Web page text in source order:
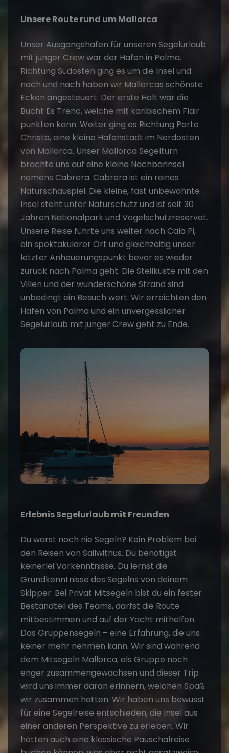
Unsere Route rund um Mallorca
Unser Ausgangshafen für unseren Segelurlaub
mit junger Crew war der Hafen in Palma.
Richtung Südosten ging es um die Insel und
nach und nach haben wir Mallorcas schönste
Ecken angesteuert. Der erste Halt war die
Bucht Es Trenc, welche mit karibischem Flair
punkten kann. Weiter ging es Richtung Porto
Christo, eine kleine Hafenstadt im Nordosten
von Mallorca. Unser Mallorca Segelturn
brachte uns auf eine kleine Nachbarinsel
namens Cabrera. Cabrera ist ein reines
Naturschauspiel. Die kleine, fast unbewohnte
Insel steht unter Naturschutz und ist seit 30
Jahren Nationalpark und Vogelschutzreservat.
Unsere Reise führte uns weiter nach Cala Pi,
ein spektakulärer Ort und gleichzeitig unser
letzter Anheuerungspunkt bevor es wieder
zurück nach Palma geht. Die Steilküste mit den
Villen und der wunderschöne Strand sind
unbedingt ein Besuch wert. Wir erreichten den
Hafen von Palma und ein unvergesslicher
Segelurlaub mit junger Crew geht zu Ende.
Erlebnis Segelurlaub mit Freunden
Du warst noch nie Segeln? Kein Problem bei
den Reisen von Sailwithus. Du benötigst
keinerlei Vorkenntnisse. Du lernst die
Grundkenntnisse des Segelns von deinem
Skipper. Bei Privat Mitsegeln bist du ein fester
Bestandteil des Teams, darfst die Route
mitbestimmen und auf der Yacht mithelfen.
Das Gruppensegeln – eine Erfahrung, die uns
keiner mehr nehmen kann. Wir sind während
dem Mitsegeln Mallorca, als Gruppe noch
enger zusammengewachsen und dieser Trip
wird uns immer daran erinnern, welchen Spaß
wir zusammen hatten. Wir haben uns bewusst
für eine Segelreise entschieden, die Insel aus
einer anderen Perspektive zu erleben. Wir
hätten auch eine klassische Pauschalreise